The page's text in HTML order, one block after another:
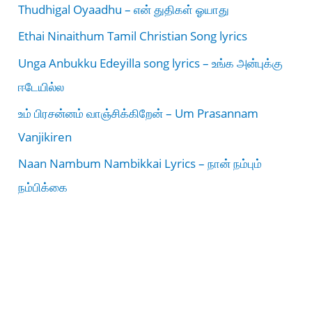
Thudhigal Oyaadhu – என் துதிகள் ஓயாது
Ethai Ninaithum Tamil Christian Song lyrics
Unga Anbukku Edeyilla song lyrics – உங்க அன்புக்கு
ஈடேயில்ல
உம் பிரசன்னம் வாஞ்சிக்கிறேன் – Um Prasannam
Vanjikiren
Naan Nambum Nambikkai Lyrics – நான் நம்பும்
நம்பிக்கை